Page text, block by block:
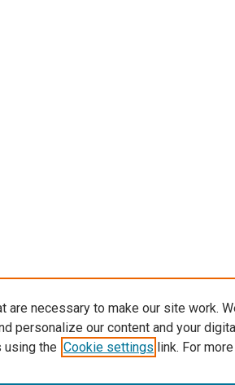
are necessary to make our site work.
personalize our content and your
the Cookie settings link. For